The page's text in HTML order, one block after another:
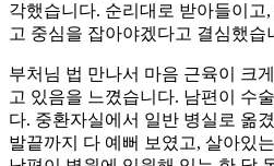
각했습니다. 순리대로 받아들이
고 중심을 잡아야겠다고 결심했습
부처님 법 만나서 마음 근육이 크
고 있음을 느꼈습니다. 남편이 수
다. 중환자실에서 일반 병실로 옮
발끝까지 다 예뻐 보였고, 살아있